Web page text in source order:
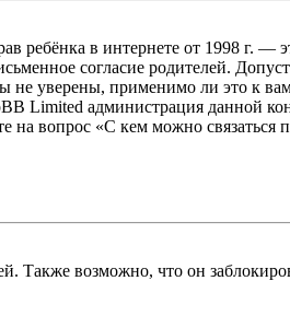
ребёнка в интернете от 1998 г.
согласие родителей.
уверены, применимо ли это к
Limited администрация данной
вопрос «С кем можно
Также возможно, что он